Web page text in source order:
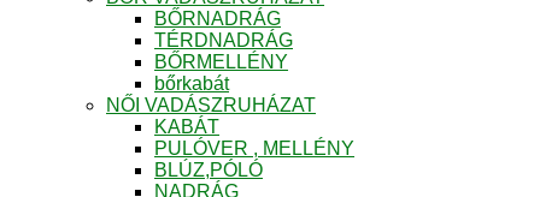
BŐRNADRÁG
TÉRDNADRÁG
BŐRMELLÉNY
bőrkabát
NŐI VADÁSZRUHÁZAT
KABÁT
PULÓVER , MELLÉNY
BLÚZ,PÓLÓ
NADRÁG